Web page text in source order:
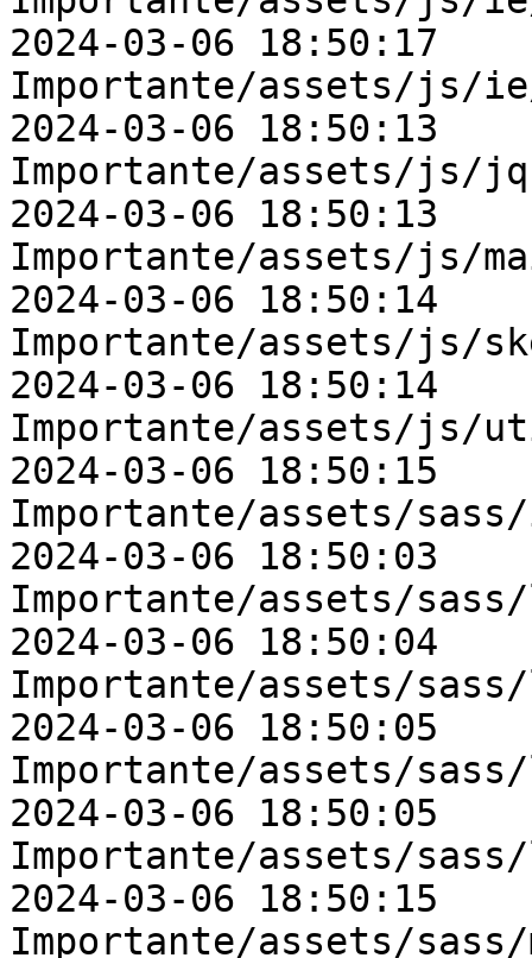
2024-03-06 18:50:17
Importante/assets/js/
2024-03-06 18:50:13
Importante/assets/js/
2024-03-06 18:50:13
Importante/assets/js/
2024-03-06 18:50:14
Importante/assets/js/
2024-03-06 18:50:14
Importante/assets/js/
2024-03-06 18:50:15
Importante/assets/
2024-03-06 18:50:03
Importante/assets/
2024-03-06 18:50:04
Importante/assets/
2024-03-06 18:50:05
Importante/assets/
2024-03-06 18:50:05
Importante/assets/
2024-03-06 18:50:15
Importante/assets/sass/